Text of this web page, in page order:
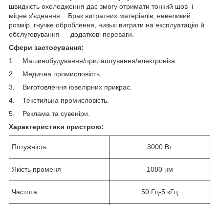
швидкість охолодження дає змогу отримати тонкий шов і
міцне з'єднання. Брак витратних матеріалів, невеликий
розмір, гнучке оброблення, низькі витрати на експлуатацію й
обслуговування — додаткові переваги.
Сфери застосування:
1. Машинобудування/прилаштування/електроніка.
2. Медична промисловість.
3. Виготовлення ювелірних прикрас.
4. Текстильна промисловість.
5. Реклама та сувеніри.
Характеристики пристрою:
Потужність 3000 Вт
Якість променя 1080 нм
Частота 50 Гц-5 кГц